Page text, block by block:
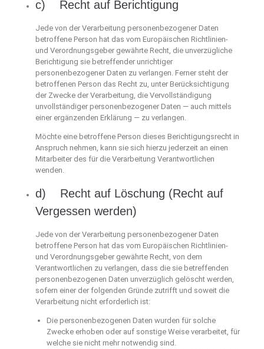
c) Recht auf Berichtigung
Jede von der Verarbeitung personenbezogener Daten
betroffene Person hat das vom Europäischen Richtlinien-
und Verordnungsgeber gewährte Recht, die unverzügliche
Berichtigung sie betreffender unrichtiger
personenbezogener Daten zu verlangen. Ferner steht der
betroffenen Person das Recht zu, unter Berücksichtigung
der Zwecke der Verarbeitung, die Vervollständigung
unvollständiger personenbezogener Daten — auch mittels
einer ergänzenden Erklärung — zu verlangen.
Möchte eine betroffene Person dieses Berichtigungsrecht in
Anspruch nehmen, kann sie sich hierzu jederzeit an einen
Mitarbeiter des für die Verarbeitung Verantwortlichen
wenden.
d) Recht auf Löschung (Recht auf
Vergessen werden)
Jede von der Verarbeitung personenbezogener Daten
betroffene Person hat das vom Europäischen Richtlinien-
und Verordnungsgeber gewährte Recht, von dem
Verantwortlichen zu verlangen, dass die sie betreffenden
personenbezogenen Daten unverzüglich gelöscht werden,
sofern einer der folgenden Gründe zutrifft und soweit die
Verarbeitung nicht erforderlich ist:
Die personenbezogenen Daten wurden für solche
Zwecke erhoben oder auf sonstige Weise verarbeitet, für
welche sie nicht mehr notwendig sind.